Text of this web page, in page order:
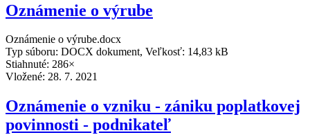
Oznámenie o výrube
Oznámenie o výrube.docx
Typ súboru: DOCX dokument, Veľkosť: 14,83 kB
Stiahnuté: 286×
Vložené: 28. 7. 2021
Oznámenie o vzniku - zániku poplatkovej
povinnosti - podnikateľ